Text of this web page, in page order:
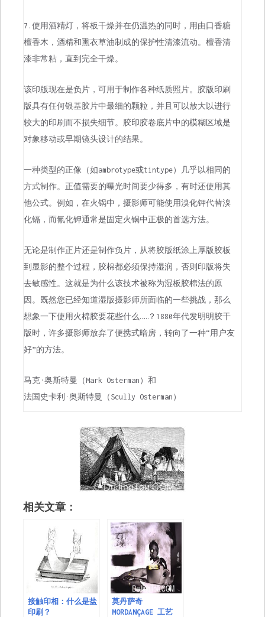
7.使用酒精灯，将板干燥并在仍温热的同时，用由口香糖
檀香木，酒精和熏衣草油制成的保护性清漆流动。檀香清
漆非常粘，直到完全干燥。
该印版现在是负片，可用于制作各种纸质照片。胶版印刷
版具有任何银基胶片中最细的颗粒，并且可以放大以进行
较大的印刷而不损失细节。胶印胶卷底片中的模糊区域是
对象移动或早期镜头设计的结果。
一种类型的正像（如ambrotype或tintype）几乎以相同的
方式制作。正值需要的曝光时间要少得多，有时还使用其
他公式。例如，在火锅中，摄影师可能使用溴化钾代替溴
化镉，而氰化钾通常是固定火锅中正极的首选方法。
无论是制作正片还是制作负片，从将胶版纸涂上厚版胶板
到显影的整个过程，胶棉都必须保持湿润，否则印版将失
去敏感性。这就是为什么该技术被称为湿板胶棉法的原
因。既然您已经知道湿版摄影师所面临的一些挑战，那么
想象一下使用火棉胶要花些什么……？1880年代发明明胶干
版时，许多摄影师放弃了便携式暗房，转向了一种“用户友
好”的方法。
马克·奥斯特曼（Mark Osterman）和
法国史卡利·奥斯特曼（Scully Osterman）
相关文章：
接触印相：什么是盐
印刷？
莫丹萨奇
MORDANÇAGE 工艺